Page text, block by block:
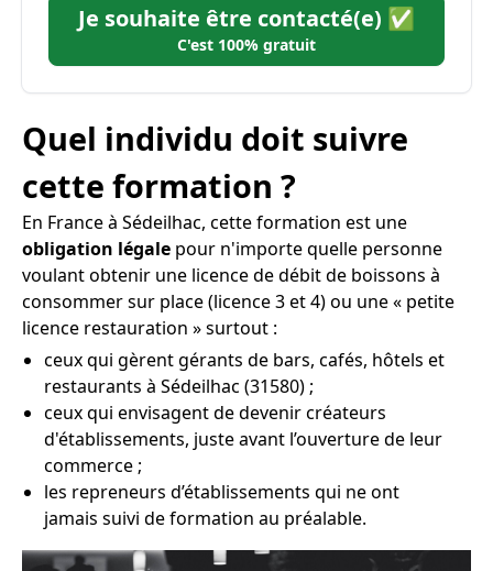
Je souhaite être contacté(e) ✅
C'est 100% gratuit
Quel individu doit suivre
cette formation ?
En France à Sédeilhac, cette formation est une
obligation légale pour n'importe quelle personne
voulant obtenir une licence de débit de boissons à
consommer sur place (licence 3 et 4) ou une « petite
licence restauration » surtout :
ceux qui gèrent gérants de bars, cafés, hôtels et
restaurants à Sédeilhac (31580) ;
ceux qui envisagent de devenir créateurs
d'établissements, juste avant l’ouverture de leur
commerce ;
les repreneurs d’établissements qui ne ont
jamais suivi de formation au préalable.